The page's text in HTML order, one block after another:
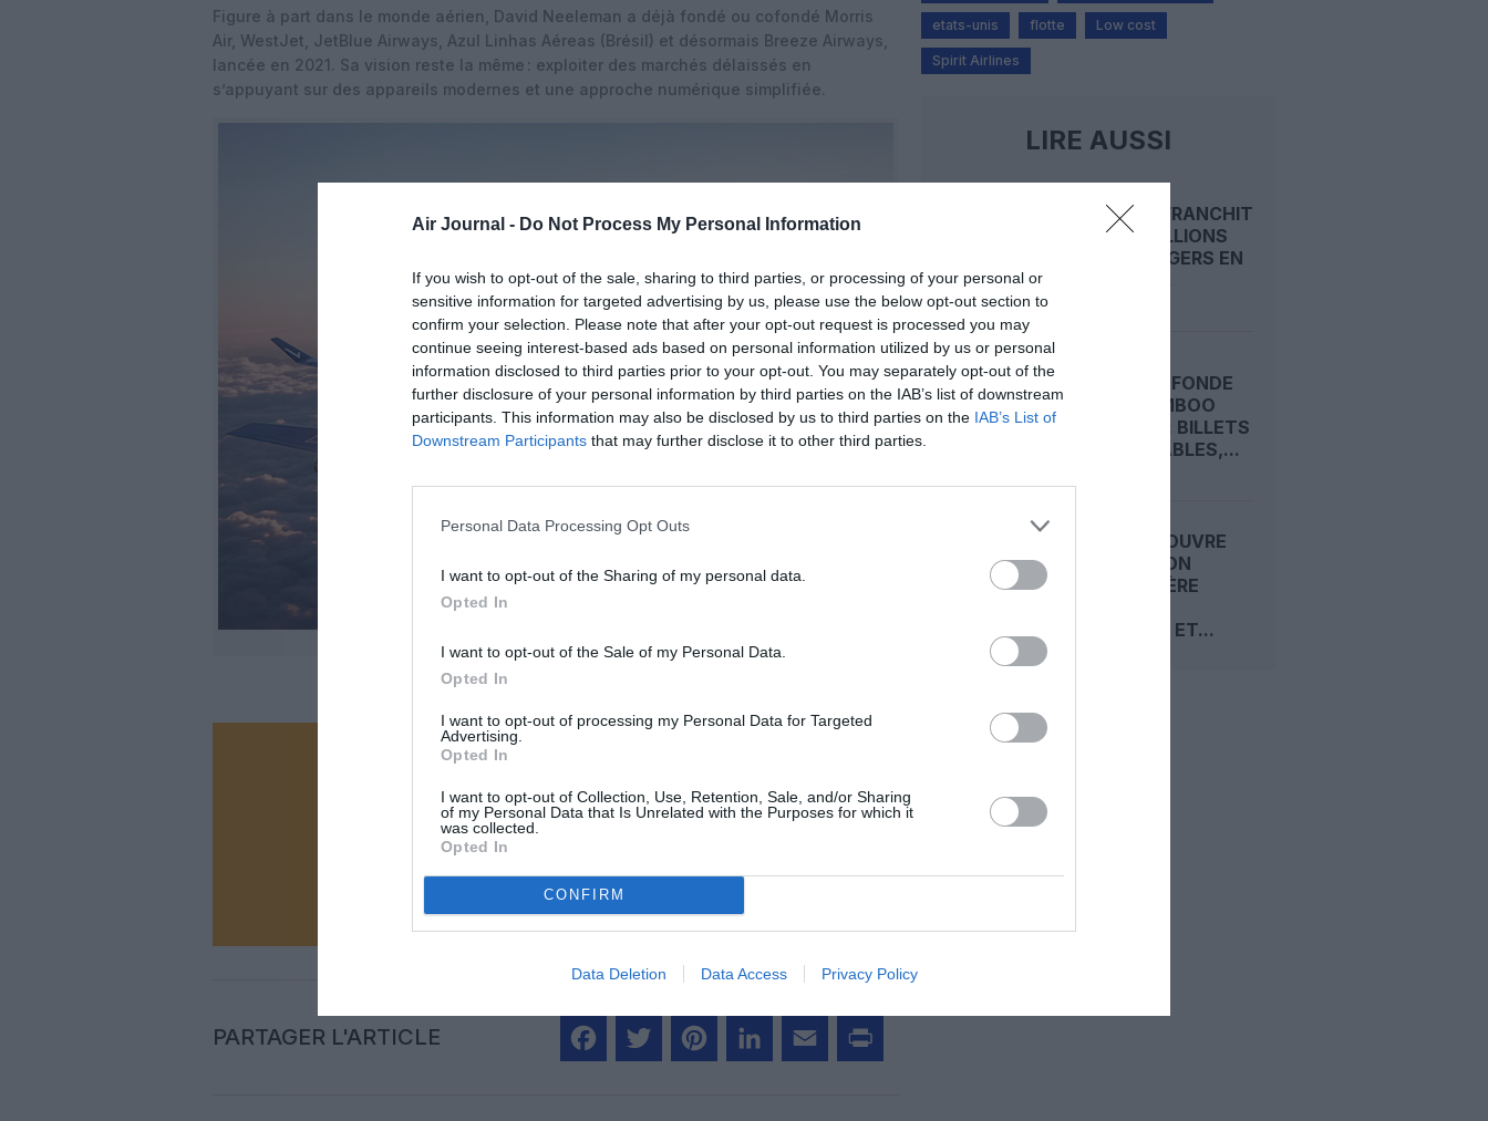
Air Journal - Do Not Process My Personal Information
If you wish to opt-out of the sale, sharing to third parties, or processing of your personal or
sensitive information for targeted advertising by us, please use the below opt-out section to
confirm your selection. Please note that after your opt-out request is processed you may
continue seeing interest-based ads based on personal information utilized by us or personal
information disclosed to third parties prior to your opt-out. You may separately opt-out of the
further disclosure of your personal information by third parties on the IAB’s list of downstream
participants. This information may also be disclosed by us to third parties on the IAB’s List of
Downstream Participants that may further disclose it to other third parties.
Personal Data Processing Opt Outs
I want to opt-out of the Sharing of my personal data.
Opted In
I want to opt-out of the Sale of my Personal Data.
Opted In
I want to opt-out of processing my Personal Data for Targeted
Advertising.
Opted In
I want to opt-out of Collection, Use, Retention, Sale, and/or Sharing
of my Personal Data that Is Unrelated with the Purposes for which it
was collected.
Opted In
CONFIRM
Data Deletion Data Access Privacy Policy
Figure à part dans le monde aérien, David Neeleman a déjà fondé ou cofondé Morris
Air, WestJet JetBlue Airways Azul Linhas Aéreas (Brésil) et désormais Breeze Airways
lancée en 2021. Sa vision reste la même : exploiter des marchés délaissés en
s’appuyant sur des appareils modernes et une approche numérique simplifiée.
Vous avez apprécié l’article ?
Soutenez-nous, faites un don !
NOUS SOUTENIR
PARTAGER L'ARTICLE
etats-unis flotte Low cost
Spirit Airlines
LIRE AUSSI
RYANAIR FRANCHIT
LES 22 MILLIONS
DE PASSAGERS EN
CRISE PROFONDE
CHEZ BAMBOO
AIRWAYS : BILLETS
INTROUVABLES,...
AIR INDIA OUVRE
UNE LIAISON
SAISONNIÈRE
TORONTO ET...